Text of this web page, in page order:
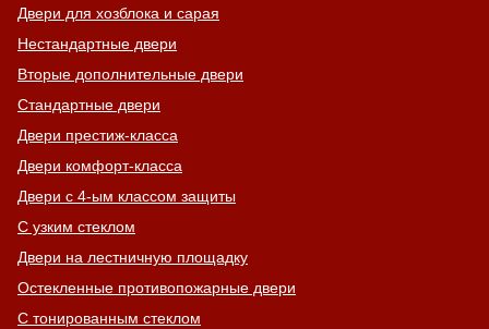
Двери для хозблока и сарая
Нестандартные двери
Вторые дополнительные двери
Стандартные двери
Двери престиж-класса
Двери комфорт-класса
Двери с 4-ым классом защиты
С узким стеклом
Двери на лестничную площадку
Остекленные противопожарные двери
С тонированным стеклом